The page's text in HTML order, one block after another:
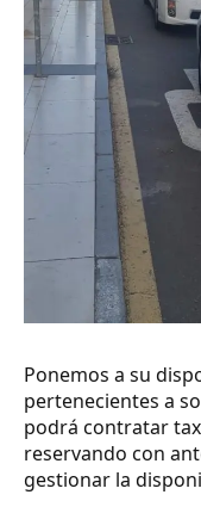
Ponemos a su
pertenecientes a
podrá contratar
reservando con
gestionar la